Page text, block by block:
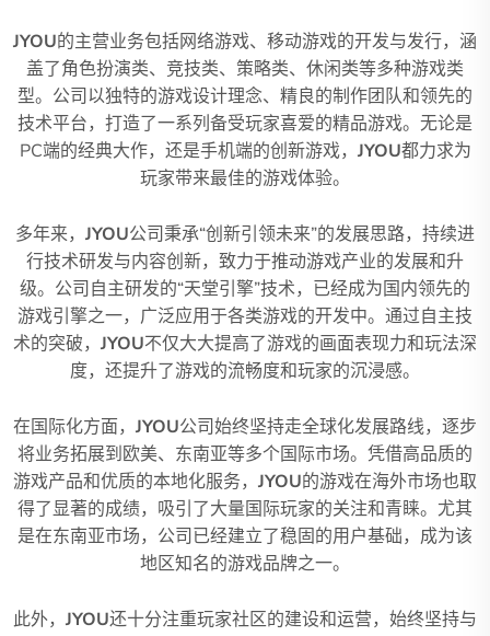
JYOU的主营业务包括网络游戏、移动游戏的开发与发行，涵
盖了角色扮演类、竞技类、策略类、休闲类等多种游戏类
型。公司以独特的游戏设计理念、精良的制作团队和领先的
技术平台，打造了一系列备受玩家喜爱的精品游戏。无论是
PC端的经典大作，还是手机端的创新游戏， JYOU都力求为
玩家带来最佳的游戏体验。
多年来， JYOU公司秉承“创新引领未来”的发展思路，持续进
行技术研发与内容创新，致力于推动游戏产业的发展和升
级。公司自主研发的“天堂引擎”技术，已经成为国内领先的
游戏引擎之一，广泛应用于各类游戏的开发中。通过自主技
术的突破， JYOU不仅大大提高了游戏的画面表现力和玩法深
度，还提升了游戏的流畅度和玩家的沉浸感。
在国际化方面， JYOU公司始终坚持走全球化发展路线，逐步
将业务拓展到欧美、东南亚等多个国际市场。凭借高品质的
游戏产品和优质的本地化服务， JYOU的游戏在海外市场也取
得了显著的成绩，吸引了大量国际玩家的关注和青睐。尤其
是在东南亚市场，公司已经建立了稳固的用户基础，成为该
地区知名的游戏品牌之一。
此外， JYOU还十分注重玩家社区的建设和运营，始终坚持与